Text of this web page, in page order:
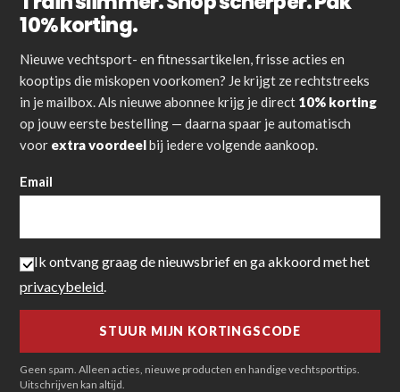
10% korting.
Nieuwe vechtsport- en fitnessartikelen, frisse acties en
kooptips die miskopen voorkomen? Je krijgt ze rechtstreeks
in je mailbox. Als nieuwe abonnee krijg je direct 10% korting
op jouw eerste bestelling — daarna spaar je automatisch
voor extra voordeelbij iedere volgende aankoop.
Email
Ik ontvang graag de nieuwsbrief en ga akkoord met het
privacybeleid
Geen spam. Alleen acties, nieuwe producten en handige vechtsporttips.
Uitschrijven kan altijd.